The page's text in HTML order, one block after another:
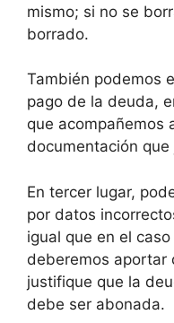
mismo; si no se
borrado.
También podemos
pago de la deuda,
que acompañemos
documentación
En tercer lugar,
por datos
igual que en el
deberemos aportar
justifique que la
debe ser abonada.